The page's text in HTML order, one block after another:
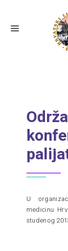
U
medicinu
studenog